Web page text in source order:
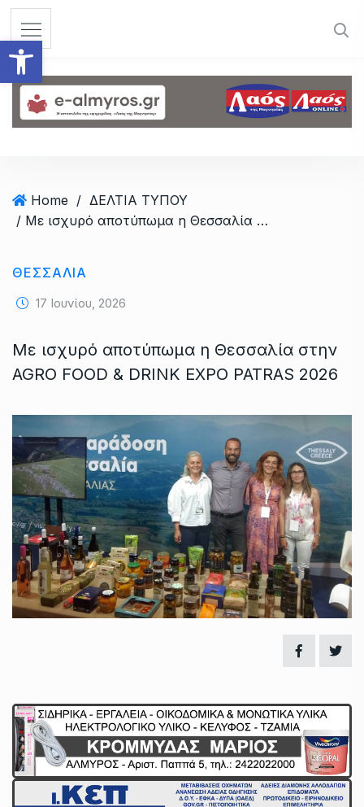
Ανοίξτε τη γραμμή
Home / ΔΕΛΤΙΑ ΤΥΠΟΥ
/ Με ισχυρό αποτύπωμα η Θεσσαλία στην AGRO FOOD & DRINK EXPO PATRAS 2026
ΘΕΣΣΑΛΙΑ
17 Ιουνίου, 2026
Με ισχυρό αποτύπωμα η Θεσσαλία στην
AGRO FOOD & DRINK EXPO PATRAS 2026